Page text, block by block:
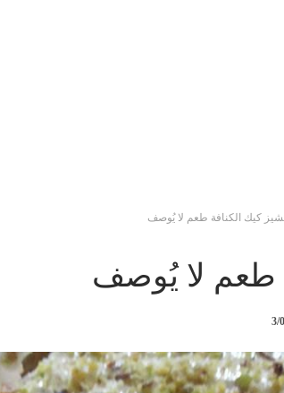
كيك الكنافة طعم لا يُوصف
طعم لا يُوصف
3/